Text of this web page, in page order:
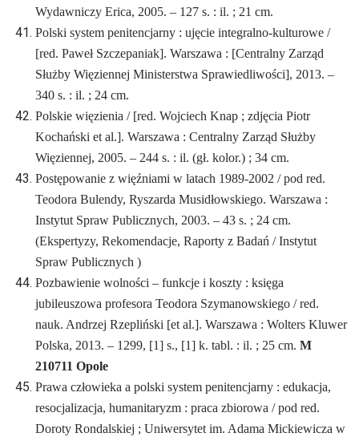
Wydawniczy Erica, 2005. – 127 s. : il. ; 21 cm.
Polski system penitencjarny : ujęcie integralno-kulturowe /
[red. Paweł Szczepaniak]. Warszawa : [Centralny Zarząd
Służby Więziennej Ministerstwa Sprawiedliwości], 2013. –
340 s. : il. ; 24 cm.
Polskie więzienia / [red. Wojciech Knap ; zdjęcia Piotr
Kochański et al.]. Warszawa : Centralny Zarząd Służby
Więziennej, 2005. – 244 s. : il. (gł. kolor.) ; 34 cm.
Postępowanie z więźniami w latach 1989-2002 / pod red.
Teodora Bulendy, Ryszarda Musidłowskiego. Warszawa :
Instytut Spraw Publicznych, 2003. – 43 s. ; 24 cm.
(Ekspertyzy, Rekomendacje, Raporty z Badań / Instytut
Spraw Publicznych )
Pozbawienie wolności – funkcje i koszty : księga
jubileuszowa profesora Teodora Szymanowskiego / red.
nauk. Andrzej Rzepliński [et al.]. Warszawa : Wolters Kluwer
Polska, 2013. – 1299, [1] s., [1] k. tabl. : il. ; 25 cm. M
210711 Opole
Prawa człowieka a polski system penitencjarny : edukacja,
resocjalizacja, humanitaryzm : praca zbiorowa / pod red.
Doroty Rondalskiej ; Uniwersytet im. Adama Mickiewicza w